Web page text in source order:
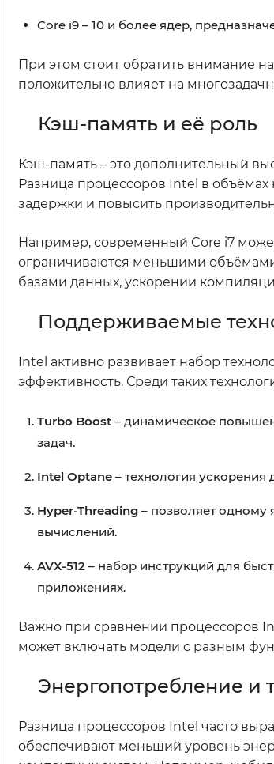
Core i9 – 10 и более ядер,
При этом стоит обратить внимание
положительно влияет на
Кэш-память и её роль
Кэш-память – это дополнительный
Разница процессоров Intel в
задержки и повысить
Например, современный Core i7
ограничиваются меньшими
базами данных, ускорении
Поддерживаемые
Intel активно развивает набор
эффективность. Среди таких
Turbo Boost – динамическое
задач.
Intel Optane – технология
Hyper-Threading – позволяет одному
вычислений.
AVX-512 – набор инструкций для
приложениях.
Важно при сравнении процессоров
может включать модели с разным
Энергопотребление и
Разница процессоров Intel часто
обеспечивают меньший уровень